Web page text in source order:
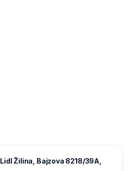
Lidl Žilina, Bajzova 8218/39A,